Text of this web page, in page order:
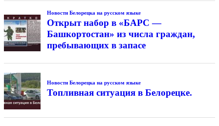
Новости Белорецка на русском языке
Открыт набор в «БАРС —
Башкортостан» из числа граждан,
пребывающих в запасе
Новости Белорецка на русском языке
Топливная ситуация в Белорецке.